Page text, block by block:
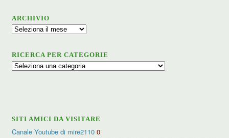
ARCHIVIO
Archivio
RICERCA PER CATEGORIE
Ricerca
SITI AMICI DA VISITARE
Canale Youtube di mire2110 0